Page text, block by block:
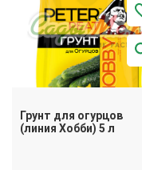
Грунт для огурцов
(линия Хобби) 5 л